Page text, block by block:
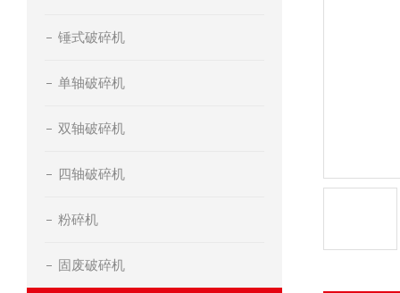
锤式破碎机
单轴破碎机
双轴破碎机
四轴破碎机
粉碎机
固废破碎机